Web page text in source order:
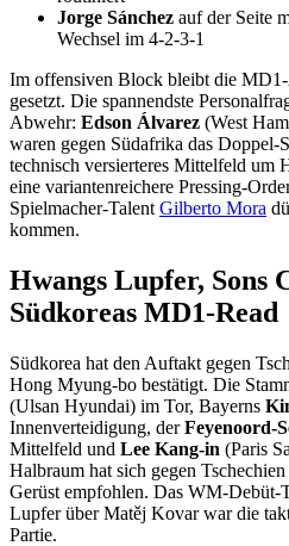
Jorge Sánchez auf der Seite
Wechsel im 4-2-3-1
Im offensiven Block bleibt die
gesetzt. Die spannendste
Abwehr: Edson Álvarez (West
waren gegen Südafrika das Doppel-
technisch versierteres Mittelfeld um
eine variantenreichere Pressing-
Spielmacher-Talent Gilberto Mora
kommen.
Hwangs Lupfer, Sons
Südkoreas MD1-Read
Südkorea hat den Auftakt gegen
Hong Myung-bo bestätigt. Die
(Ulsan Hyundai) im Tor, Bayerns
Innenverteidigung, derFeyenoord-
Mittelfeld und Lee Kang-in (Paris
Halbraum hat sich gegen
Gerüst empfohlen. Das WM-Debüt-
Lupfer über Matěj Kovar war die
Partie.